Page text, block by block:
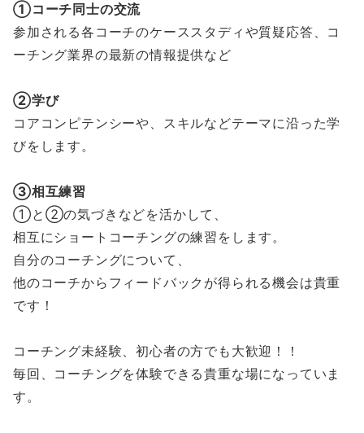
①コーチ同士の交流
参加される各コーチのケーススタディや質疑応答、コ
ーチング業界の最新の情報提供など
②学び
コアコンピテンシーや、スキルなどテーマに沿った学
びをします。
③相互練習
①と②の気づきなどを活かして、
相互にショートコーチングの練習をします。
自分のコーチングについて、
他のコーチからフィードバックが得られる機会は貴重
です！
コーチング未経験、初心者の方でも大歓迎！！
毎回、コーチングを体験できる貴重な場になっていま
す。